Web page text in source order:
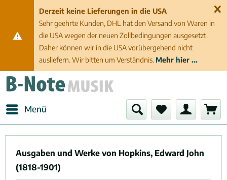
Derzeit keine Lieferungen in die USA
Sehr geehrte Kunden, DHL hat den Versand von Waren in
die USA wegen der neuen Zollbedingungen ausgesetzt.
Daher können wir in die USA vorübergehend nicht
ausliefern. Wir bitten um Verständnis. Mehr hier ...
Menü
Ausgaben und Werke von Hopkins, Edward John
(1818-1901)